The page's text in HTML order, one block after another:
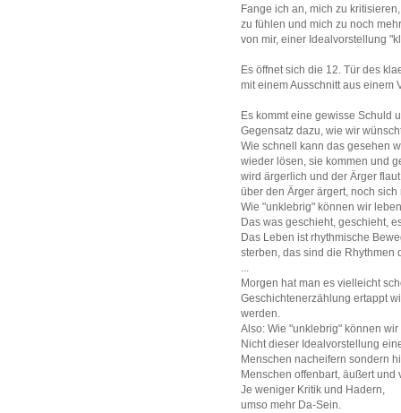
Fange ich an, mich zu
zu fühlen und mich zu noch
von mir, einer Idealvorstellung
Es öffnet sich die 12. Tür des
mit einem Ausschnitt aus einem
Es kommt eine gewisse Schuld
Gegensatz dazu, wie wir
Wie schnell kann das gesehen
wieder lösen, sie kommen und
wird ärgerlich und der Ärger
über den Ärger ärgert, noch
Wie "unklebrig" können wir
Das was geschieht, geschieht,
Das Leben ist rhythmische
sterben, das sind die Rhythmen
...
Morgen hat man es vielleicht
Geschichtenerzählung ertappt
werden.
Also: Wie "unklebrig" können
Nicht dieser Idealvorstellung
Menschen nacheifern sondern
Menschen offenbart, äußert und
Je weniger Kritik und Hadern,
umso mehr Da-Sein.